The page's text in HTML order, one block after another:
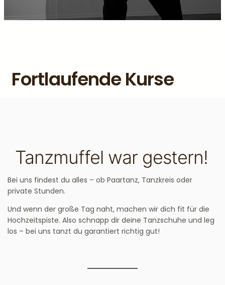
Fortlaufende Kurse
Tanzmuffel war gestern!
Bei uns findest du alles – ob Paartanz, Tanzkreis oder
private Stunden.
Und wenn der große Tag naht, machen wir dich fit für die
Hochzeitspiste. Also schnapp dir deine Tanzschuhe und leg
los – bei uns tanzt du garantiert richtig gut!